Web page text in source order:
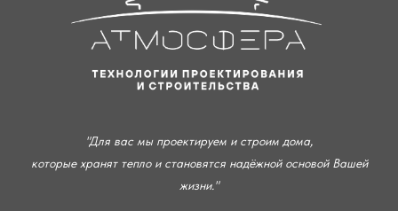
"Для вас мы проектируем и строим дома,
которые хранят тепло и становятся надёжной основой Вашей
жизни."